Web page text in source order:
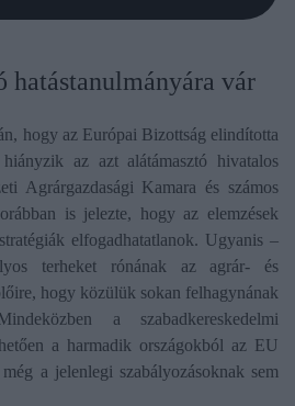
hatástanulmányára vár
hogy az Európai Bizottság elindította
az azt alátámasztó hivatalos
Agrárgazdasági Kamara és számos
is jelezte, hogy az elemzések
elfogadhatatlanok. Ugyanis –
terheket rónának az agrár- és
hogy közülük sokan felhagynának
a szabadkereskedelmi
a harmadik országokból az EU
a jelenlegi szabályozásoknak sem